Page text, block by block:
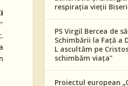
”
respirația vieții
PS Virgil Bercea de
Schimbării la Față a
L ascultăm pe
schimbăm viața”
Proiectul european